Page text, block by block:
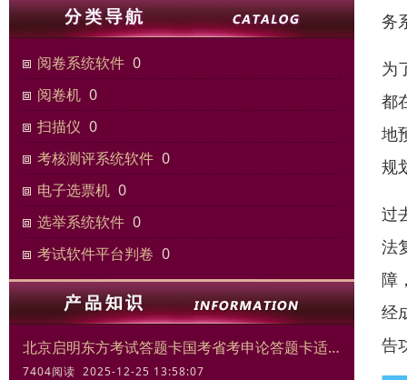
阅卷系统软件 0
阅卷机 0
扫描仪 0
考核测评系统软件 0
电子选票机 0
选举系统软件 0
考试软件平台判卷 0
北京启明东方考试答题卡国考省考申论答题卡适合模拟考试练习
7404阅读 2025-12-25 13:58:07
务
为
都
地
规
过
法
障
经
告